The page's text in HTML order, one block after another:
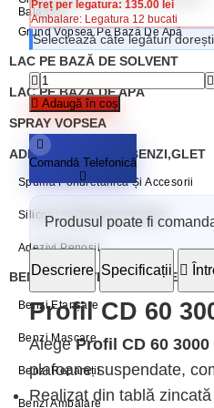
Balamale
Grund Vopsea Pe Bază De Apă
LAC PE BAZĂ DE SOLVENT
LAC PE BAZĂ DE APĂ
SPRAY VOPSEA
ADEZIVI, SILICONI, BENZI,GLET
Spumă Poliuretanică Și Accesorii
Siliconi Și Etansanti Penosil
Adezivi Penosil
BENZI ADEZIVE / AUTOADEZIVE
Benzi Etanșare
Benzi Mascare
Benzi Reparații
Benzi Ambalare
Preț per legatura: 135.00 lei
Ambalare: Legatura 12 bucati
Selectează câte legături
Adaugă în coș
Comandă Telefonică
Produsul poate fi
Descriere Specificații
Profil CD 60
AlegeProfil CD 60 3000
plafoane suspendate,
Realizat din tablă